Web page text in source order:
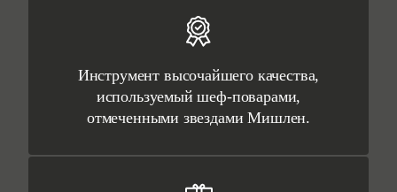
Инструмент высочайшего качества,
используемый шеф-поварами,
отмеченными звездами Мишлен.